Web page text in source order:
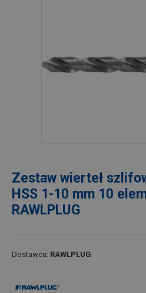
Zestaw wierteł
HSS 1-10 mm 10
RAWLPLUG
Dostawca: RAWLPLUG